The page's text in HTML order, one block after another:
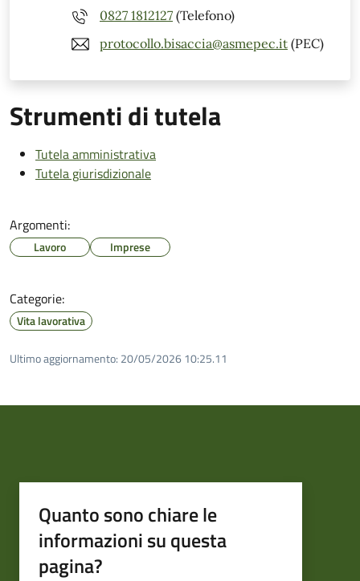
0827 1812127 (Telefono)
protocollo.bisaccia@asmepec.it (PEC)
Strumenti di tutela
Tutela amministrativa
Tutela giurisdizionale
Argomenti:
Lavoro Imprese
Categorie:
Vita lavorativa
Ultimo aggiornamento: 20/05/2026 10:25.11
Quanto sono chiare le
informazioni su questa
pagina?